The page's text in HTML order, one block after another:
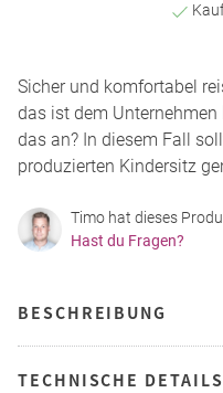
Sicher und komfortabel
das ist dem Unternehmen
das an? In diesem Fall
produzierten Kindersitz
Timo hat dieses
Hast du Fragen?
BESCHREIBUNG
TECHNISCHE DETAILS